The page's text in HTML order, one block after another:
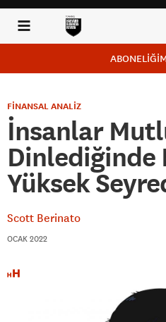
FİNANSAL ANALİZ
İnsanlar
Dinlediğinde
Yüksek
Scott Berinato
OCAK 2022